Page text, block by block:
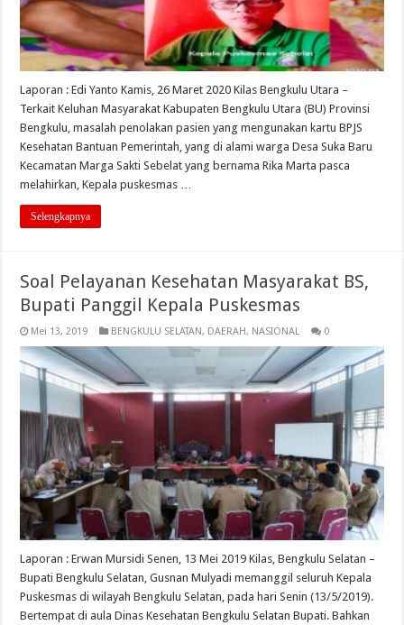
Laporan : Edi Yanto Kamis, 26 Maret 2020 Kilas Bengkulu Utara –
Terkait Keluhan Masyarakat Kabupaten Bengkulu Utara (BU) Provinsi
Bengkulu, masalah penolakan pasien yang mengunakan kartu BPJS
Kesehatan Bantuan Pemerintah, yang di alami warga Desa Suka Baru
Kecamatan Marga Sakti Sebelat yang bernama Rika Marta pasca
melahirkan, Kepala puskesmas …
Selengkapnya
Soal Pelayanan Kesehatan Masyarakat BS,
Bupati Panggil Kepala Puskesmas
Mei 13, 2019 BENGKULU SELATAN, DAERAH, NASIONAL 0
Laporan : Erwan Mursidi Senen, 13 Mei 2019 Kilas, Bengkulu Selatan –
Bupati Bengkulu Selatan, Gusnan Mulyadi memanggil seluruh Kepala
Puskesmas di wilayah Bengkulu Selatan, pada hari Senin (13/5/2019).
Bertempat di aula Dinas Kesehatan Bengkulu Selatan Bupati. Bahkan